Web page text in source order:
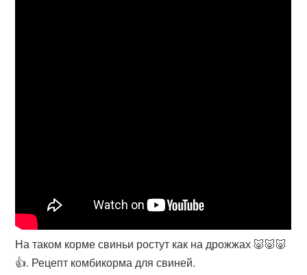
На таком корме свиньи ростут как на дрожжах 🐷🐷🐷
👍. Рецепт комбикорма для свиней.